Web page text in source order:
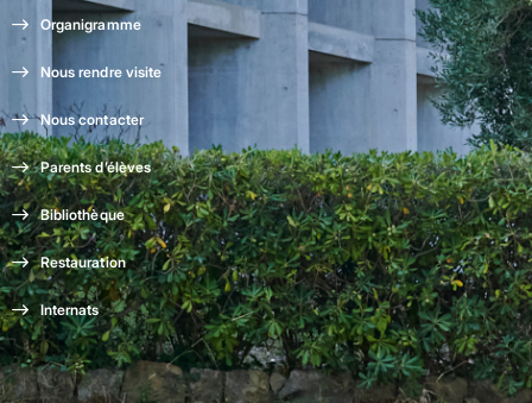
Organigramme
Nous rendre visite
Nous contacter
Parents d’élèves
Bibliothèque
Restauration
Internats